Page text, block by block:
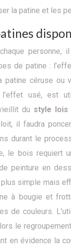
la patine et les
personne,
de patine :
patine céruse ou
l’effet usé, est
du style lois
il faudra
durant le
le bois requiert
peinture en
simple mais
à bougie et
de couleurs.
le
en évidence la